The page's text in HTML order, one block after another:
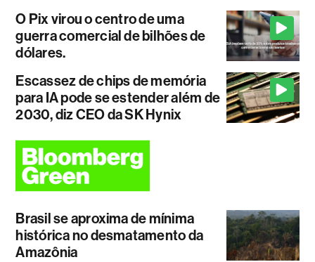
O Pix virou o centro de uma
guerra comercial de bilhões de
dólares.
Escassez de chips de memória
para IA pode se estender além de
2030, diz CEO da SK Hynix
Brasil se aproxima de mínima
histórica no desmatamento da
Amazônia